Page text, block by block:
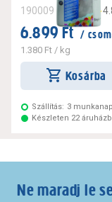
190009
6.899 Ft /
1.380 Ft / kg
Kosárba
Szállítás: 3 munkanap
Készleten 22
Ne maradj le